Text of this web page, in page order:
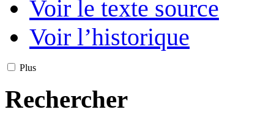
Voir le texte source
Voir l’historique
Plus
Rechercher